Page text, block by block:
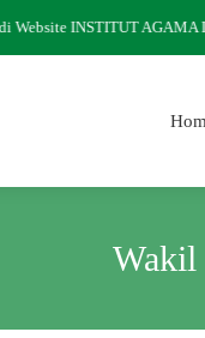
Website INSTITUT AGAMA